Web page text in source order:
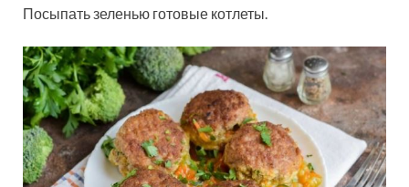
Посыпать зеленью готовые котлеты.